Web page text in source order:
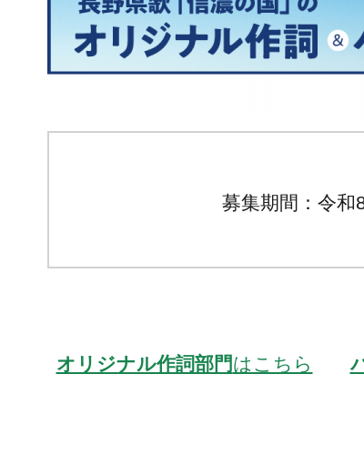
募集期間：令和
オリジナル作詞部門はこちら